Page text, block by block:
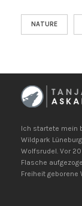
NATURE
Ich startete mein
Wildpark
Wolfsrudel. Vor
Flasche
Freiheit geborene